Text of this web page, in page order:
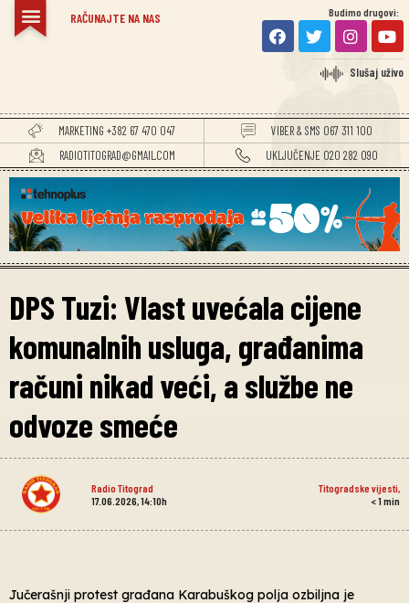
RAČUNAJTE NA NAS Budimo drugovi:
Slušaj uživo
MARKETING +382 67 470 047
VIBER & SMS 067 311 100
RADIOTITOGRAD@GMAIL.COM
UKLJUČENJE 020 282 090
DPS Tuzi: Vlast uvećala cijene
komunalnih usluga, građanima
računi nikad veći, a službe ne
odvoze smeće
Radio Titograd Titogradske vijesti
17.06.2026, 14:10h
< 1 min
Jučerašnji protest građana Karabuškog polja ozbiljna je